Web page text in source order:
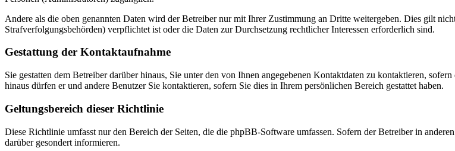
Andere als die oben genannten Daten wird der Betreiber nur mit Ihrer Zustimmung an Dritte weitergeben. Dies gilt
Strafverfolgungsbehörden) verpflichtet ist oder die Daten zur Durchsetzung rechtlicher Interessen erforderlich sind.
Gestattung der Kontaktaufnahme
Sie gestatten dem Betreiber darüber hinaus, Sie unter den von Ihnen angegebenen Kontaktdaten zu kontaktieren,
hinaus dürfen er und andere Benutzer Sie kontaktieren, sofern Sie dies in Ihrem persönlichen Bereich gestattet haben.
Geltungsbereich dieser Richtlinie
Diese Richtlinie umfasst nur den Bereich der Seiten, die die phpBB-Software umfassen. Sofern der Betreiber in
darüber gesondert informieren.